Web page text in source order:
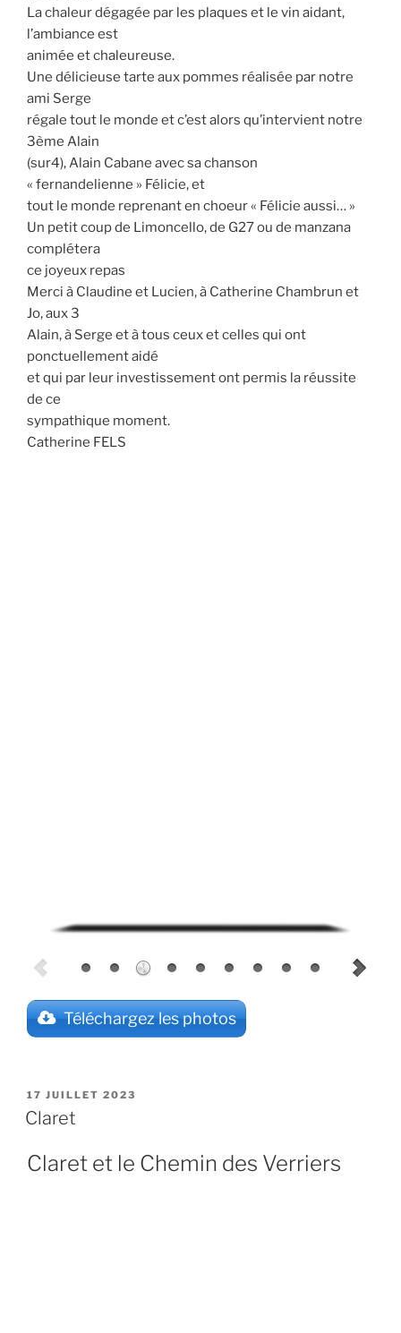
La chaleur dégagée par les plaques et le vin aidant,
l’ambiance est
animée et chaleureuse.
Une délicieuse tarte aux pommes réalisée par notre
ami Serge
régale tout le monde et c’est alors qu’intervient notre
3ème Alain
(sur4), Alain Cabane avec sa chanson
« fernandelienne » Félicie, et
tout le monde reprenant en choeur « Félicie aussi… »
Un petit coup de Limoncello, de G27 ou de manzana
complétera
ce joyeux repas
Merci à Claudine et Lucien, à Catherine Chambrun et
Jo, aux 3
Alain, à Serge et à tous ceux et celles qui ont
ponctuellement aidé
et qui par leur investissement ont permis la réussite
de ce
sympathique moment.
Catherine FELS
Téléchargez les photos
PUBLIÉ
LE
17 JUILLET 2023
Claret
Claret et le Chemin des Verriers